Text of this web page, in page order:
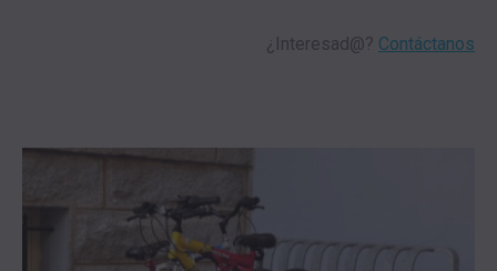
¿Interesad@? Contáctanos